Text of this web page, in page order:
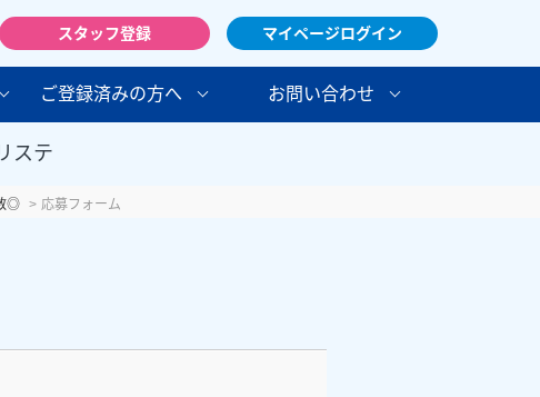
スタッフ登録 マイページログイン
ご登録済みの方へ お問い合わせ
ステ
◎ 応募フォーム